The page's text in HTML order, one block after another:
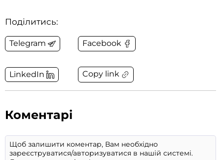
Поділитись:
Telegram Facebook
LinkedIn Copy link
Коментарі